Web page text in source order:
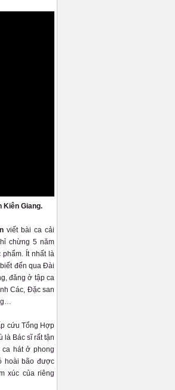
Kiên Giang.
viết bài ca cải
chừng 5 năm
Ít nhất là
đến qua Đài
đăng ở tập ca
Các, Đặc san
cứu Tổng Hợp
là Bác sĩ rất tận
hát ở phong
hoài bão được
xúc của riêng